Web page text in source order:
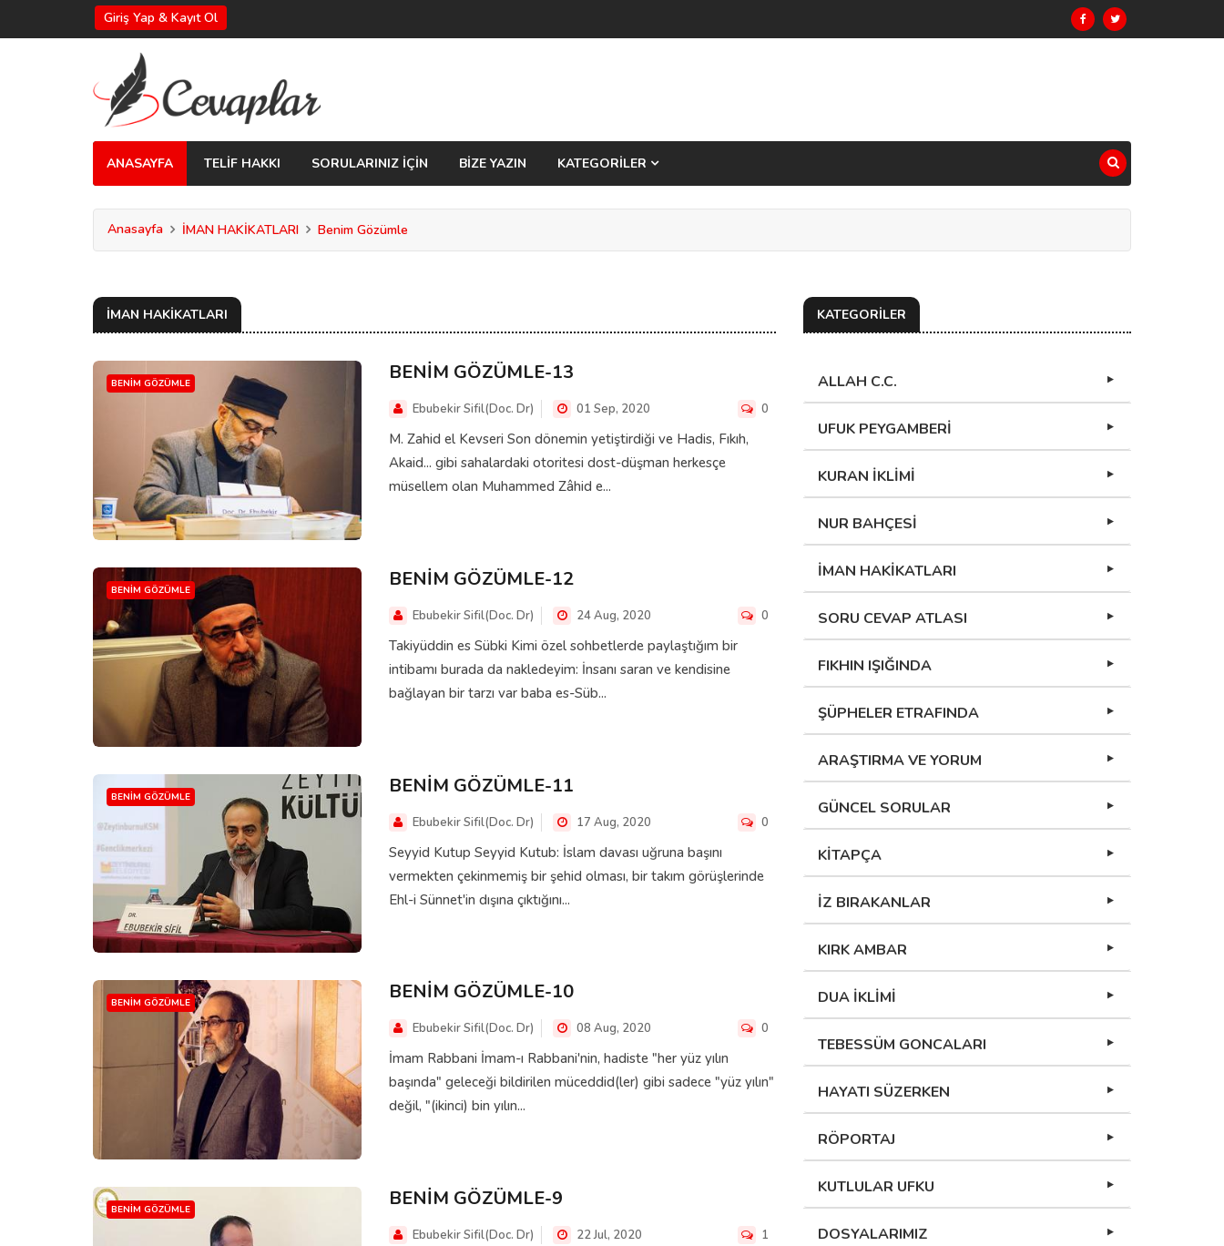
Giriş Yap & Kayıt Ol
ANASAYFA TELİF HAKKI SORULARINIZ İÇİN BİZE YAZIN KATEGORİLER
Anasayfa İMAN HAKİKATLARI Benim Gözümle
İMAN HAKİKATLARI
BENIM GÖZÜMLE BENİM GÖZÜMLE-13
Ebubekir Sifil(Doc. Dr) 01 Sep, 2020 0
M. Zahid el Kevseri Son dönemin yetiştirdiği ve Hadis, Fıkıh,
Akaid... gibi sahalardaki otoritesi dost-düşman herkesçe
müsellem olan Muhammed Zâhid e...
BENIM GÖZÜMLE BENİM GÖZÜMLE-12
Ebubekir Sifil(Doc. Dr) 24 Aug, 2020 0
Takiyüddin es Sübki Kimi özel sohbetlerde paylaştığım bir
intibamı burada da nakledeyim: İnsanı saran ve kendisine
bağlayan bir tarzı var baba es-Süb...
BENIM GÖZÜMLE BENİM GÖZÜMLE-11
Ebubekir Sifil(Doc. Dr) 17 Aug, 2020 0
Seyyid Kutup Seyyid Kutub: İslam davası uğruna başını
vermekten çekinmemiş bir şehid olması, bir takım görüşlerinde
Ehl-i Sünnet'in dışına çıktığını...
BENIM GÖZÜMLE BENİM GÖZÜMLE-10
Ebubekir Sifil(Doc. Dr) 08 Aug, 2020 0
İmam Rabbani İmam-ı Rabbani'nin, hadiste "her yüz yılın
başında" geleceği bildirilen müceddid(ler) gibi sadece "yüz yılın"
değil, "(ikinci) bin yılın...
BENIM GÖZÜMLE BENİM GÖZÜMLE-9
Ebubekir Sifil(Doc. Dr) 22 Jul, 2020 1
KATEGORİLER
ALLAH C.C.
UFUK PEYGAMBERİ
KURAN İKLİMİ
NUR BAHÇESİ
İMAN HAKİKATLARI
SORU CEVAP ATLASI
FIKHIN IŞIĞINDA
ŞÜPHELER ETRAFINDA
ARAŞTIRMA VE YORUM
GÜNCEL SORULAR
KİTAPÇA
İZ BIRAKANLAR
KIRK AMBAR
DUA İKLİMİ
TEBESSÜM GONCALARI
HAYATI SÜZERKEN
RÖPORTAJ
KUTLULAR UFKU
DOSYALARIMIZ